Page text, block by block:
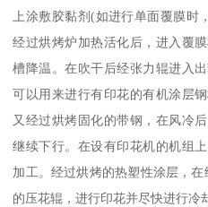
上涂敷胶黏剂(如进行单面覆膜时
经过烘烤炉加热活化后，进入覆
槽降温。在吹干后经张力辊进入
可以用来进行有印花的有机涂层
又经过烘烤固化的带钢，在风冷
继续下行。在设有印花机的机组
加工。经过烘烤的热塑性涂层，
的压花辊，进行印花并尽快进行冷